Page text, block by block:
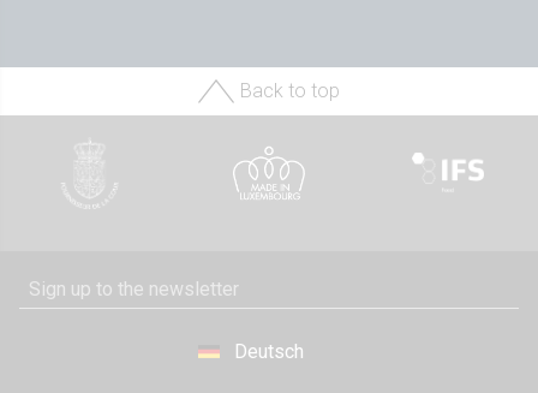
Back to top
Deutsch